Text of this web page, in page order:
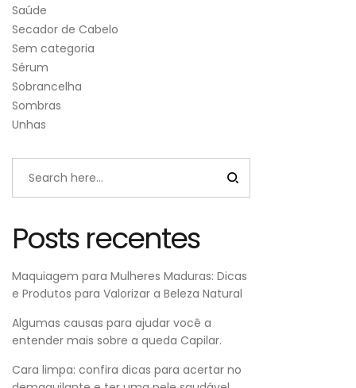
Saúde
Secador de Cabelo
Sem categoria
Sérum
Sobrancelha
Sombras
Unhas
Posts recentes
Maquiagem para Mulheres Maduras: Dicas
e Produtos para Valorizar a Beleza Natural
Algumas causas para ajudar você a
entender mais sobre a queda Capilar.
Cara limpa: confira dicas para acertar no